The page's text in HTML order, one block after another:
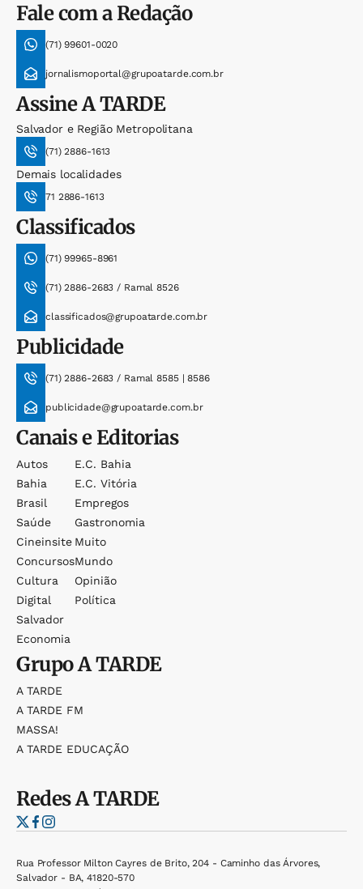
Fale com a Redação
(71) 99601-0020
jornalismoportal@grupoatarde.com.br
AssineA TARDE
Salvador e Região Metropolitana
(71) 2886-1613
Demais localidades
71 2886-1613
Classificados
(71) 99965-8961
(71) 2886-2683 / Ramal 8526
classificados@grupoatarde.com.br
Publicidade
(71) 2886-2683 / Ramal 8585 | 8586
publicidade@grupoatarde.com.br
Canais e Editorias
Autos
Bahia
Brasil
Saúde
Cineinsite
Concursos
Cultura
Digital
Salvador
Economia
E.c. Bahia
E.c. Vitória
Empregos
Gastronomia
Muito
Mundo
Opinião
Política
GrupoA TARDE
A TARDE
A TARDE FM
MASSA!
A TARDE EDUCAÇÃO
RedesA TARDE
Rua Professor Milton Cayres de Brito, 204 - Caminho das Árvores,
Salvador - BA, 41820-570